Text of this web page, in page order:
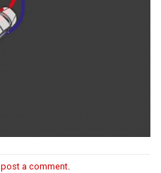
post a comment